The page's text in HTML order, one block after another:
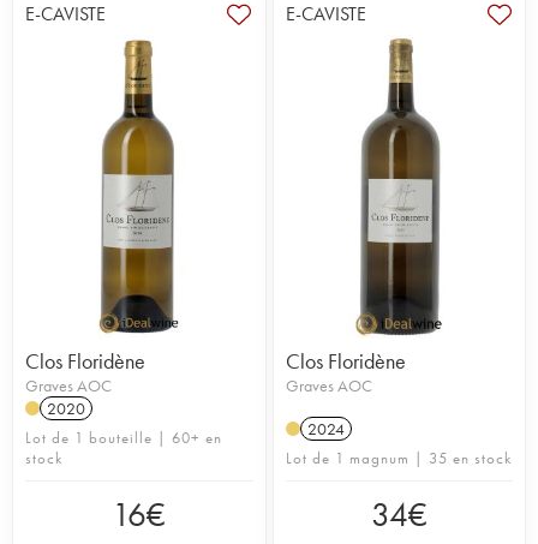
E-CAVISTE
Clos Floridène
Graves AOC
2020
Lot de 1 bouteille | 60+ en
stock
16€
E-CAVISTE
Clos Floridène
Graves AOC
2024
Lot de 1 magnum | 35 en stock
34€